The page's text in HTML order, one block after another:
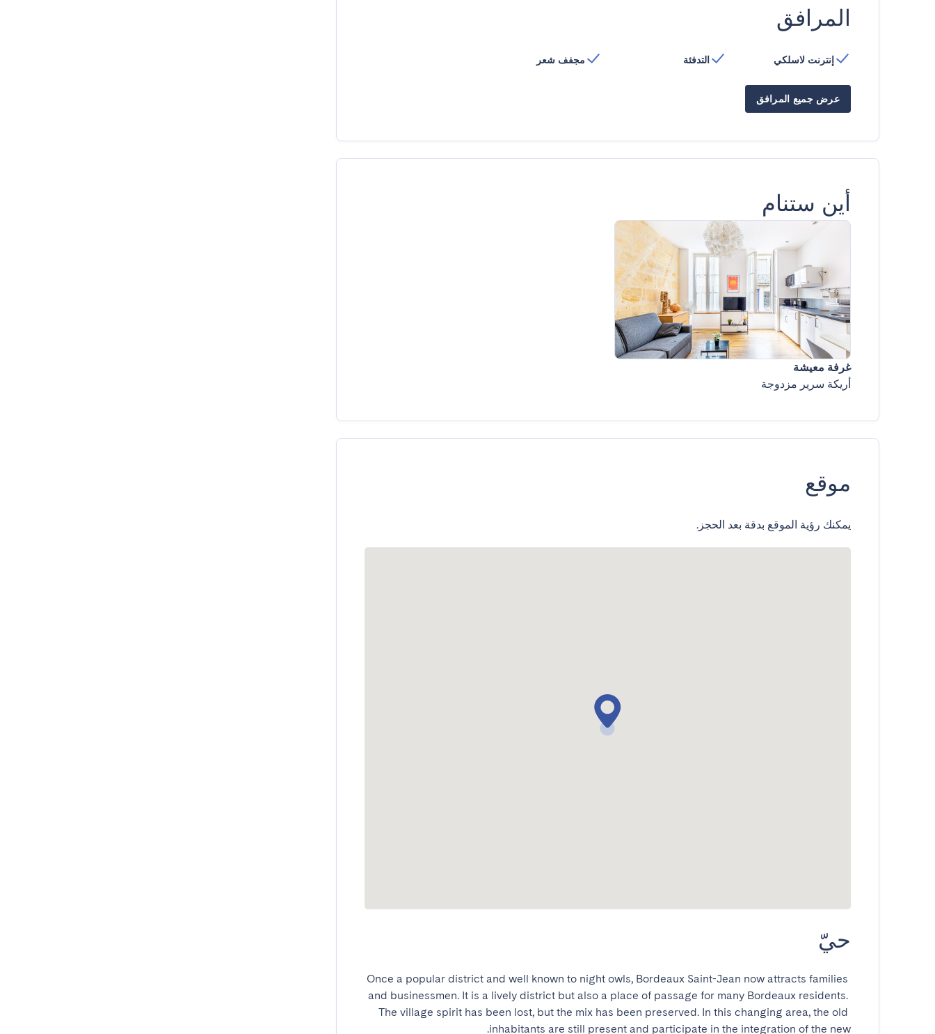
المرافق
إنترنت لاسلكي التدفئة مجفف شعر
عرض جميع المرافق
أين ستنام
غرفة معيشة
أريكة سرير مزدوجة
موقع
يمكنك رؤية الموقع بدقة بعد الحجز.
حيّ
Once a popular district and well known to night owls, Bordeaux Saint-Jean now attracts families
and businessmen. It is a lively district but also a place of passage for many Bordeaux residents.
The village spirit has been lost, but the mix has been preserved. In this changing area, the old
inhabitants are still present and participate in the integration of the new.